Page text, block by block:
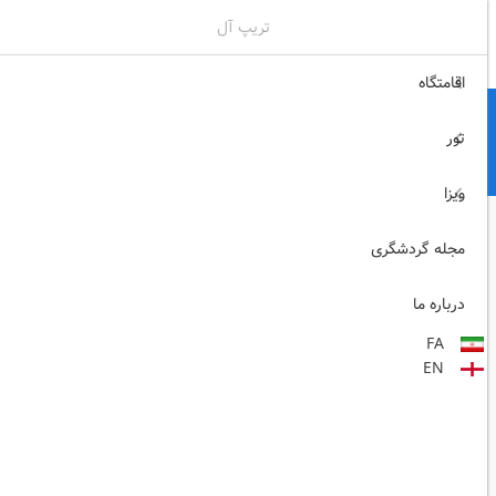
02171117717
تریپ آل
اقامتگاه
تور
ویزا
مجله گردشگری
درباره ما
FA
EN